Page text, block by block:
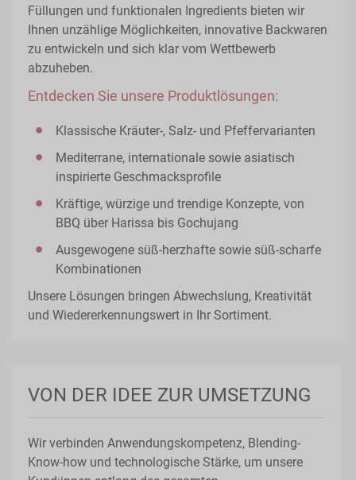
Füllungen und funktionalen Ingredients bieten wir
Ihnen unzählige Möglichkeiten, innovative Backwaren
zu entwickeln und sich klar vom Wettbewerb
abzuheben.
Entdecken Sie unsere Produktlösungen:
Klassische Kräuter-, Salz- und Pfeffervarianten
Mediterrane, internationale sowie asiatisch
inspirierte Geschmacksprofile
Kräftige, würzige und trendige Konzepte, von
BBQ über Harissa bis Gochujang
Ausgewogene süß-herzhafte sowie süß-scharfe
Kombinationen
Unsere Lösungen bringen Abwechslung, Kreativität
und Wiedererkennungswert in Ihr Sortiment.
VON DER IDEE ZUR UMSETZUNG
Wir verbinden Anwendungskompetenz, Blending-
Know-how und technologische Stärke, um unsere